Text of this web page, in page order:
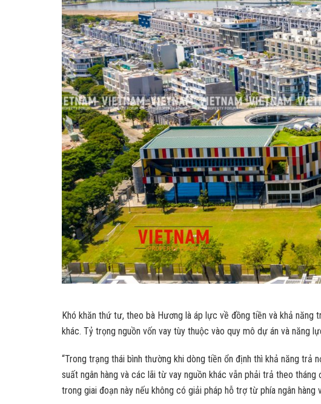
Khó khăn thứ tư, theo bà Hương là áp lực về đồng tiền và khả năng
khác. Tỷ trọng nguồn vốn vay tùy thuộc vào quy mô dự án và năng
“Trong trạng thái bình thường khi dòng tiền ổn định thì khả năng trả
suất ngân hàng và các lãi từ vay nguồn khác vẫn phải trả theo
trong giai đoạn này nếu không có giải pháp hỗ trợ từ phía ngân hàng